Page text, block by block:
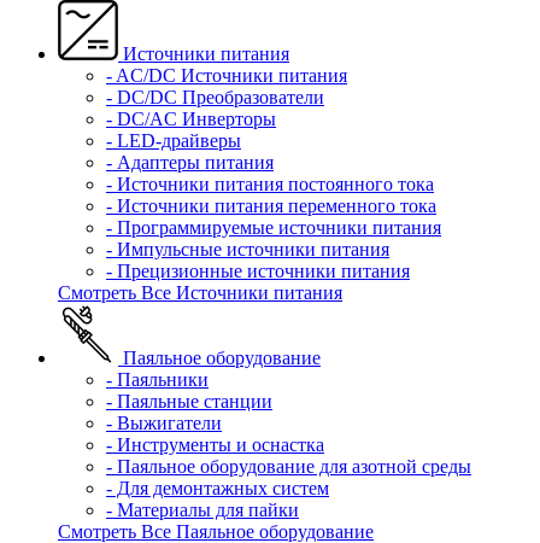
Источники питания
- AC/DC Источники питания
- DC/DC Преобразователи
- DC/AC Инверторы
- LED-драйверы
- Адаптеры питания
- Источники питания постоянного тока
- Источники питания переменного тока
- Программируемые источники питания
- Импульсные источники питания
- Прецизионные источники питания
Смотреть Все Источники питания
Паяльное оборудование
- Паяльники
- Паяльные станции
- Выжигатели
- Инструменты и оснастка
- Паяльное оборудование для азотной среды
- Для демонтажных систем
- Материалы для пайки
Смотреть Все Паяльное оборудование